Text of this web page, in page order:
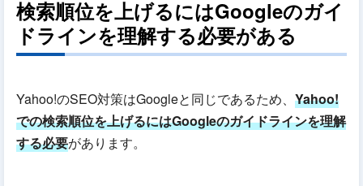
検索順位を上げるにはGoogleのガイ
ドラインを理解する必要がある
Yahoo!のSEO対策はGoogleと同じであるため、 Yahoo!
での検索順位を上げるにはGoogleのガイドラインを理解
する必要があります。